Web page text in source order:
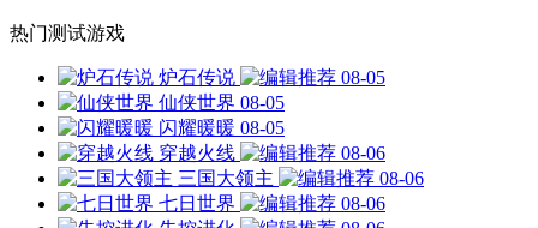
热门测试游戏
炉石传说
08-05
仙侠世界 08-05
闪耀暖暖 08-05
穿越火线
08-06
三国大领主
08-06
七日世界
08-06